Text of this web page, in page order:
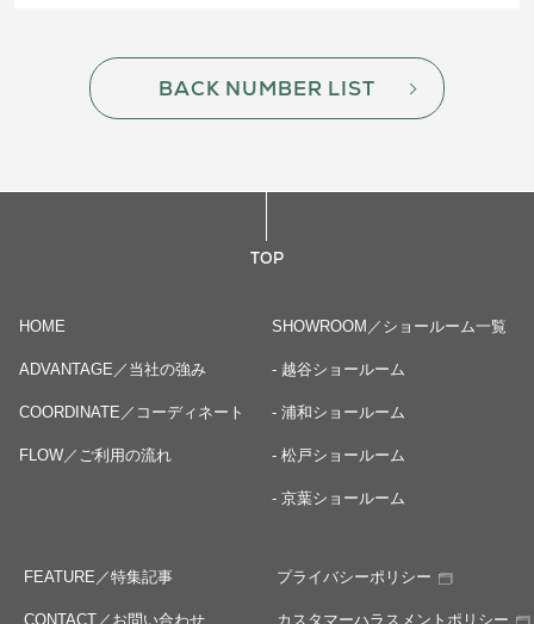
BACK NUMBER LIST
TOP
HOME
ADVANTAGE／当社の強み
COORDINATE／コーディネート
FLOW／ご利用の流れ
SHOWROOM／ショールーム一覧
- 越谷ショールーム
- 浦和ショールーム
- 松戸ショールーム
- 京葉ショールーム
FEATURE／特集記事
CONTACT／お問い合わせ
プライバシーポリシー
カスタマーハラスメントポリシー